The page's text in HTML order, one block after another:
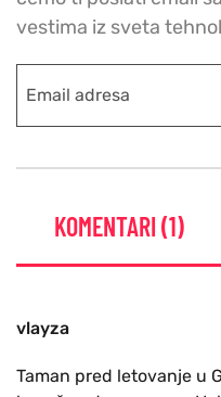
vestima iz sveta
KOMENTARI (1)
vlayza
Taman pred letovanje u